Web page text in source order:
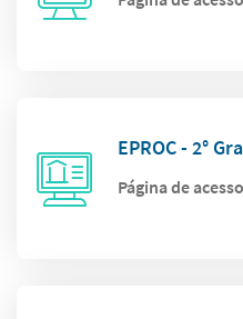
EPROC - 2°
Página de